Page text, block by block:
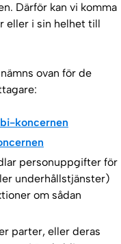
Därför kan vi komma
eller i sin helhet till
ovan för de
koncernen
personuppgifter för
underhållstjänster)
om sådan
parter, eller deras